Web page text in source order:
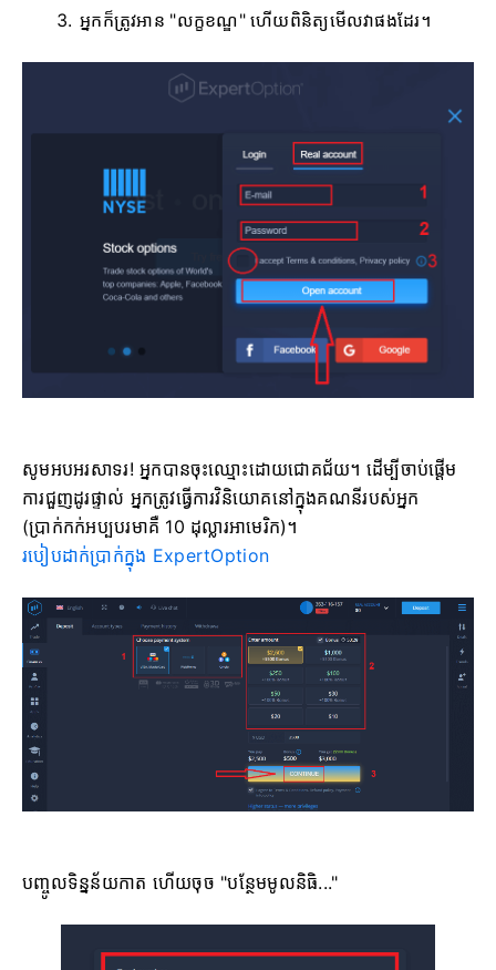
អ្នកក៏ត្រូវអាន "លក្ខខណ្ឌ" ហើយពិនិត្យមើលវាផងដែរ។
សូមអបអរសាទរ! អ្នកបានចុះឈ្មោះដោយជោគជ័យ។ ដើម្បីចាប់ផ្តើម
ការជួញដូរផ្ទាល់ អ្នកត្រូវធ្វើការវិនិយោគនៅក្នុងគណនីរបស់អ្នក
(ប្រាក់កក់អប្បបរមាគឺ 10 ដុល្លារអាមេរិក)។
របៀបដាក់ប្រាក់ក្នុង ExpertOption
បញ្ចូលទិន្នន័យកាត ហើយចុច "បន្ថែមមូលនិធិ..."